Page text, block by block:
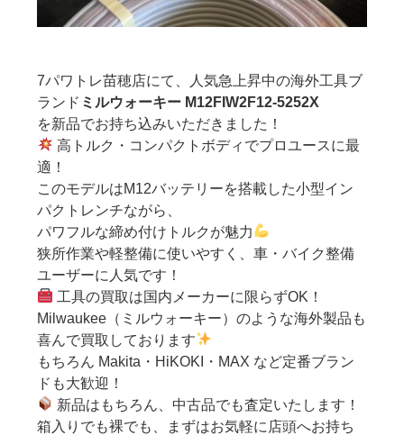
7パワトレ苗穂店にて、人気急上昇中の海外工具ブ
ランド ミルウォーキー M12FIW2F12-5252X
を新品でお持ち込みいただきました！
高トルク・コンパクトボディでプロユースに最
適！
このモデルはM12バッテリーを搭載した小型イン
パクトレンチながら、
パワフルな締め付けトルクが魅力
狭所作業や軽整備に使いやすく、車・バイク整備
ユーザーに人気です！
工具の買取は国内メーカーに限らずOK！
Milwaukee（ミルウォーキー）のような海外製品も
喜んで買取しております
もちろん Makita・HiKOKI・MAX など定番ブラン
ドも大歓迎！
新品はもちろん、中古品でも査定いたします！
箱入りでも裸でも、まずはお気軽に店頭へお持ち